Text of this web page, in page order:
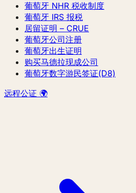
葡萄牙 NHR 税收制度
葡萄牙 IRS 报税
居留证明 – CRUE
葡萄牙公司注册
葡萄牙出生证明
购买马德拉现成公司
葡萄牙数字游民签证(D8)
远程公证 🌍